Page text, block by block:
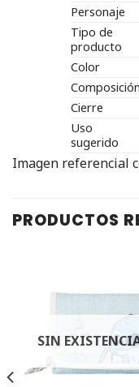
Personaje
Tipo de
producto
Color
Composición
Cierre
Uso
sugerido
Imagen referencial
PRODUCTOS
SIN